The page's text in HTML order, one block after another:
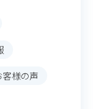
客様の声